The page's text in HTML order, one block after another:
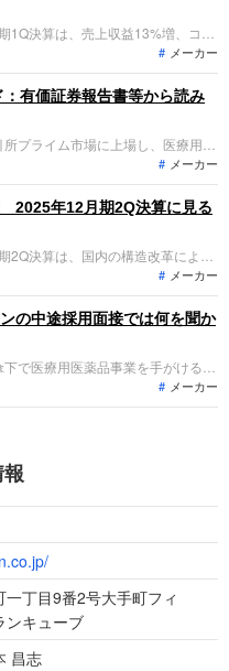
決算は、売上収益13%増、コア
移。国内研究拠点の横浜統合や注力
、グローバル・スペシャリティフ
同社の最新動向を分析。「なぜ今
希望者が担える役割を整理しま
メーカー
有価証券報告書等から読み
プライム市場に上場し、医療用医
力とする企業です。2025年12月期
ル戦略品や技術収入の伸長により
なりました。親会社の所有者に帰
なり、増収増益を達成していま
メーカー
2025年12月期2Q決算に見る
決算は、国内の構造改革による
米を中心としたグローバル戦略品
た。血液がん新薬の米国承認を控
「Vision 2030」に向けた激動のフ
、転職希望者が担える新たな役割
メーカー
の中途採用面接では何を聞か
で医療用医薬品事業を手がける協
接は新卒の場合と違い、これまでの
具体的に問われるほか、キャリア
しょう。
メーカー
丁目9番2号大手町フィ
ンキューブ
昌志